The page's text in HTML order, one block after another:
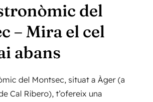
del
– Mira el cel
abans
del Montsec, situat a Àger (a
Cal Ribero), t’ofereix una